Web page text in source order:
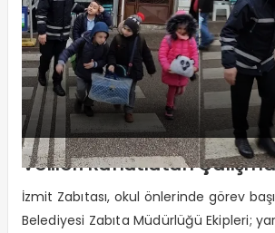
Velileri Rahatlatan Çalışma
İzmit Zabıtası, okul önlerinde görev
Belediyesi Zabıta Müdürlüğü Ekipleri;